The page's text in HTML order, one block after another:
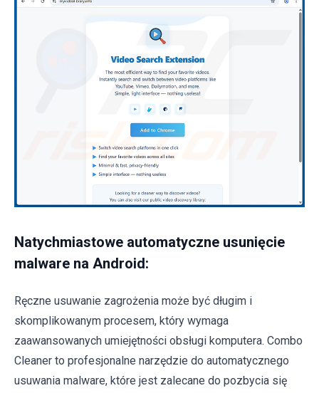
Natychmiastowe automatyczne usunięcie
malware na Android:
Ręczne usuwanie zagrożenia może być długim i
skomplikowanym procesem, który wymaga
zaawansowanych umiejętności obsługi komputera. Combo
Cleaner to profesjonalne narzędzie do automatycznego
usuwania malware, które jest zalecane do pozbycia się